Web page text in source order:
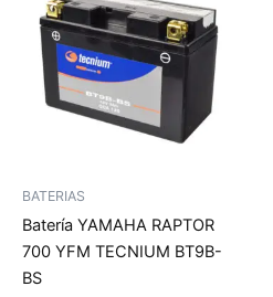
BATERIAS
Batería YAMAHA RAPTOR
700 YFM TECNIUM BT9B-
BS